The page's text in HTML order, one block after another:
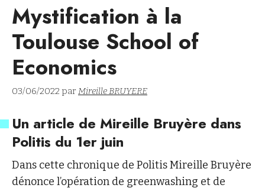
Mystification à la
Toulouse School of
Economics
03/06/2022 parMireille BRUYERE
Un article de Mireille Bruyère dans
Politis du 1er juin
Dans cette chronique de Politis Mireille Bruyère
dénonce l’opération de greenwashing et de